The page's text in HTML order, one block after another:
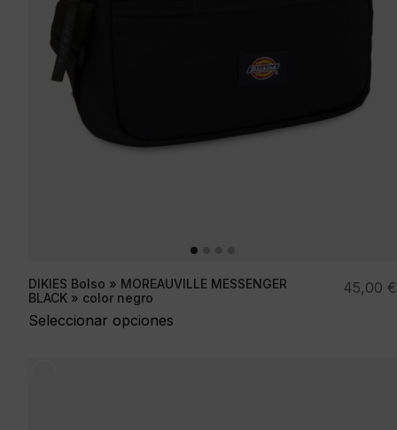
DIKIES Bolso » MOREAUVILLE MESSENGER
BLACK » color negro
Seleccionar opciones
45,00 €